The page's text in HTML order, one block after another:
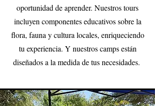
oportunidad de aprender. Nuestros tours
incluyen componentes educativos sobre la
flora, fauna y cultura locales, enriqueciendo
tu experiencia. Y nuestros camps están
diseñados a la medida de tus necesidades.